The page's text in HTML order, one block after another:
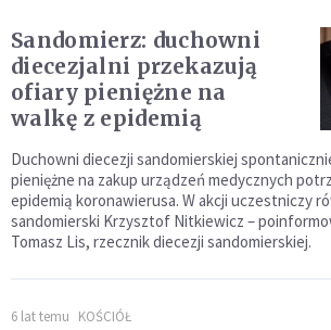
Sandomierz: duchowni
diecezjalni przekazują
ofiary pieniężne na
walkę z epidemią
Duchowni diecezji sandomierskiej
pieniężne na zakup urządzeń medycznych
epidemią koronawierusa. W akcji uczestniczy
sandomierski Krzysztof Nitkiewicz –
Tomasz Lis, rzecznik diecezji sandomierskiej.
6 lat temu KOŚCIÓŁ